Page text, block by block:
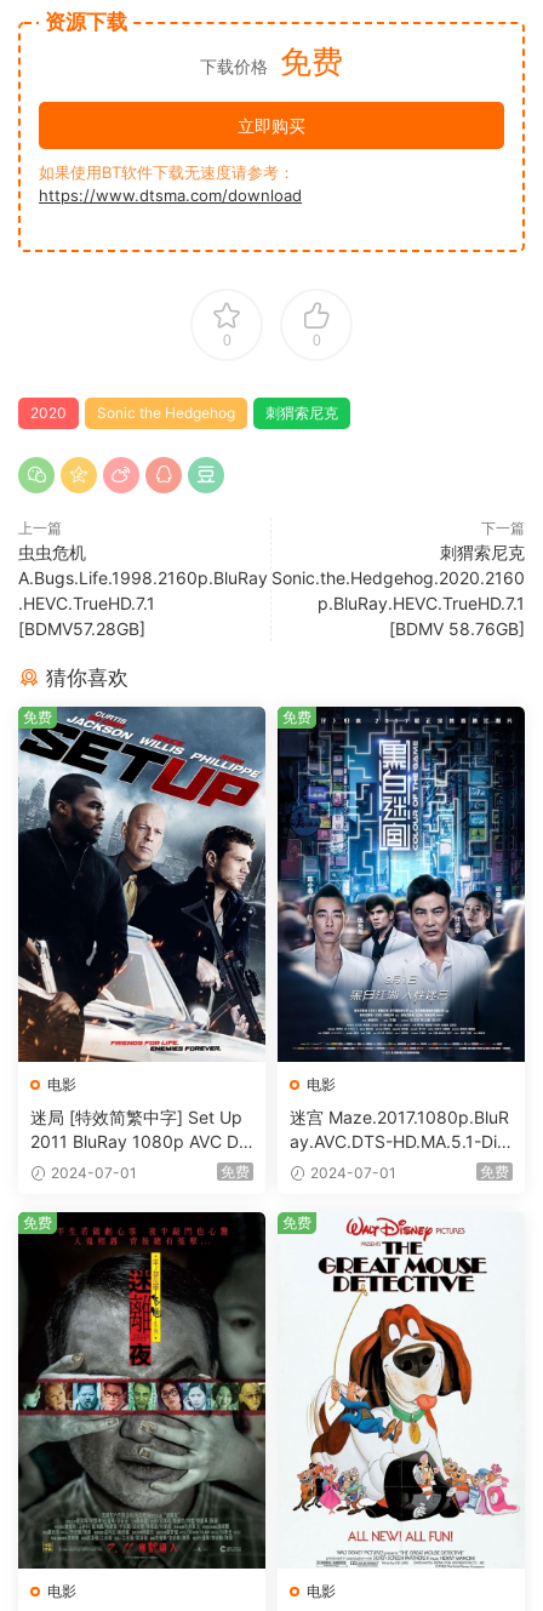
资源下载
下载价格 免费
立即购买
如果使用BT软件下载无速度请参考：
https://www.dtsma.com/download
0 0
2020 Sonic the Hedgehog 刺猬索尼克
上一篇
虫虫危机
A.Bugs.Life.1998.2160p.BluRay
.HEVC.TrueHD.7.1
[BDMV57.28GB]
下一篇
刺猬索尼克
Sonic.the.Hedgehog.2020.2160
p.BluRay.HEVC.TrueHD.7.1
[BDMV 58.76GB]
猜你喜欢
电影
迷局 [特效简繁中字] Set Up
2011 BluRay 1080p AVC DT
S-HD MA5.1-shhaclm@CHD
2024-07-01 免费
免费
电影
迷宫 Maze.2017.1080p.BluR
ay.AVC.DTS-HD.MA.5.1-DiY
@HDHome [BDISO 19.7GB]
2024-07-01 免费
免费
电影
免费
电影
免费